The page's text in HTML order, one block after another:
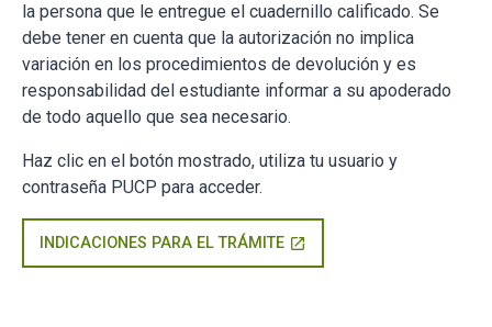
la persona que le entregue el cuadernillo calificado. Se
debe tener en cuenta que la autorización no implica
variación en los procedimientos de devolución y es
responsabilidad del estudiante informar a su apoderado
de todo aquello que sea necesario.
Haz clic en el botón mostrado, utiliza tu usuario y
contraseña PUCP para acceder.
INDICACIONES PARA EL TRÁMITE open_in_new